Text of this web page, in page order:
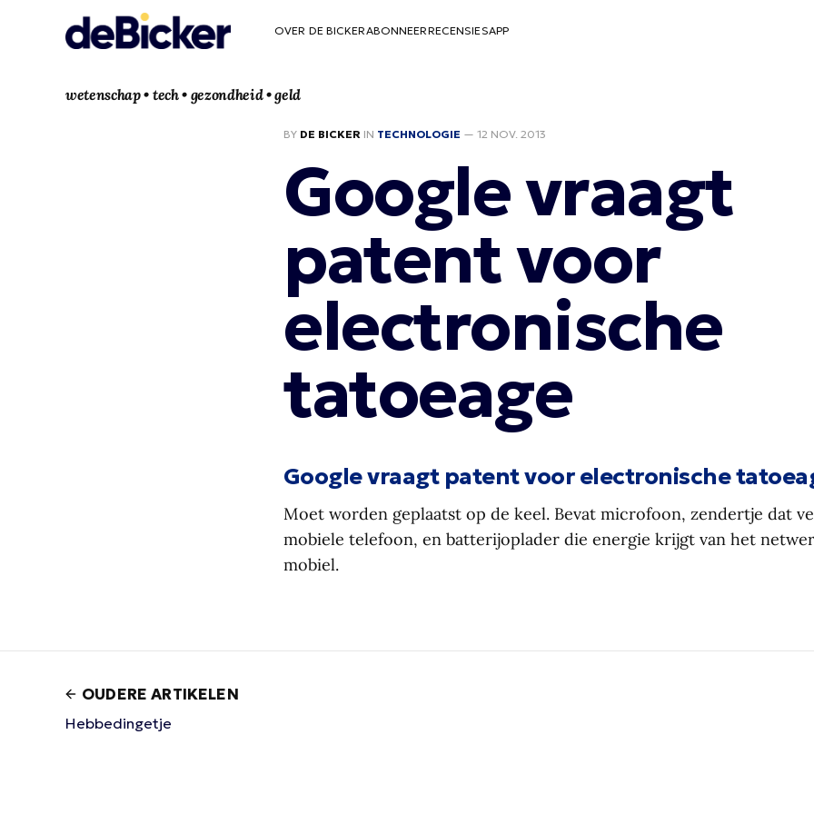
OVER DE BICKERABONNEERRECENSIESAPP
wetenschap • tech • gezondheid • geld
BY DE BICKER IN TECHNOLOGIE — 12 NOV. 2013
Google vraagt
patent voor
electronische
tatoeage
Google vraagt patent voor electronische
Moet worden geplaatst op de keel. Bevat microfoon, zendertje dat
mobiele telefoon, en batterijoplader die energie krijgt van het
mobiel.
OUDERE ARTIKELEN
Hebbedingetje